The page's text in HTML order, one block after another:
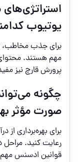
یوتیوب
برای جذب مخاطب،
مهم هستند.
پرورش قارچ نیز
چگونه
صورت مؤثر
برای بهره‌برداری از
رعایت کنید.
قوانین ادسنس